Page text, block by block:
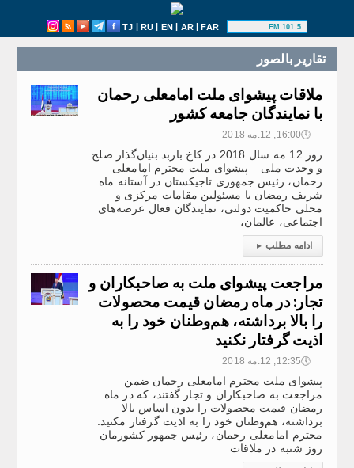
TJ | RU | EN | AR|FAR 101.5 FM
تقارير بالصور
ملاقات پیشوای ملت امامعلی رحمان
با نمایندگان جامعه کشور
🕔16:00, 12.مه 2018
روز 12 مه سال 2018 در کاخ باربد بنیان‌گذار صلح
و وحدت ملی – پیشوای ملت محترم امامعلی
رحمان، رئیس جمهوری تاجیکستان در آستانه ماه
شریف رمضان با مسئولین مقامات مرکزی و
محلی حاکمیت دولتی، نمایندگان فعال عرصه‌های
اجتماعی، عالمان،
ادامه مطلب ▸
مراجعت پیشوای ملت به صاحبکاران و
تجار: در ماه رمضان قیمت محصولات
را بالا برداشته، هم‌وطنان خود را به
اذیت گرفتار نکنید
🕔12:35, 12.مه 2018
پبشوای ملت محترم امامعلی رحمان ضمن
مراجعت به صاحبکاران و تجار گفتند، که در ماه
رمضان قیمت محصولات را بدون ‌اساس بالا
برداشته، هم‌وطنان خود را به اذیت گرفتار مکنید.
محترم امامعلی رحمان، رئیس جمهور کشورمان
روز شنبه در ملاقات